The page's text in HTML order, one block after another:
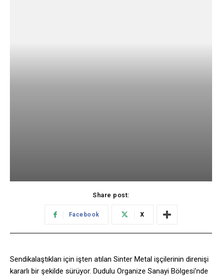
Share post:
Facebook X
Sendikalaştıkları için işten atılan Sinter Metal işçilerinin direnişi
kararlı bir şekilde sürüyor. Dudulu Organize Sanayi Bölgesi’nde